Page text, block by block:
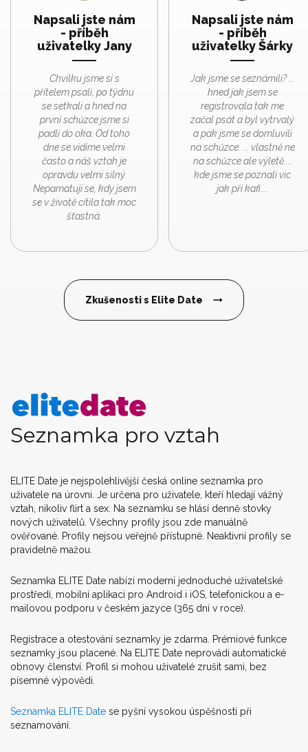
Napsali jste nám
- příběh
uživatelky Jany
Chvilku jsme si s
přítelem psali, po týdnu
se setkali a hned na
první schůzce jsme si
padli do oka. Od toho
dne se vidíme velmi
často a náš vztah je
opravdu velmi silný.
Nepamatuji se, kdy jsem
se v životě cítila tak moc
šťastná.
Napsali jste nám
- příběh
uživatelky Šárky
Jak jsme se seznámili? ...
hned jak jsem se
registrovala tak me
začal psát a byl vytrvalý
a pak jsme se domluvili
na schůzce. ... vlastně ne
na schůzce ale výletě....
kde jsme se poznali vic
jak při kafi....
Zkušenosti s Elite Date
Seznamka pro vztah
ELITE Date je nejspolehlivější česká online seznamka pro
uživatele na úrovni. Je určena pro uživatele, kteří hledají vážný
vztah, nikoliv flirt a sex. Na seznamku se hlásí denně stovky
nových uživatelů. Všechny profily jsou zde manuálně
ověřované. Profily nejsou veřejně přístupné. Neaktivní profily se
pravidelně mažou.
Seznamka ELITE Date nabízí moderní jednoduché uživatelské
prostředí, mobilní aplikaci pro Android i iOS, telefonickou a e-
mailovou podporu v českém jazyce (365 dní v roce).
Registrace a otestování seznamky je zdarma. Prémiové funkce
seznamky jsou placené. Na ELITE Date neprovádí automatické
obnovy členství. Profil si mohou uživatelé zrušit sami, bez
písemné výpovědi.
Seznamka ELITE Date se pyšní vysokou úspěšností při
seznamování.